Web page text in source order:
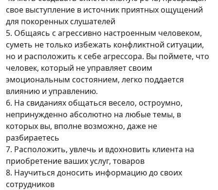
свое выступление в источник приятных ощущений
для покоренных слушателей
5. Общаясь с агрессивно настроенным человеком,
суметь не только избежать конфликтной ситуации,
но и расположить к себе агрессора. Вы поймете, что
человек, который не управляет своим
эмоциональным состоянием, легко поддается
влиянию и управлению.
6. На свиданиях общаться весело, остроумно,
непринужденно абсолютно на любые темы, в
которых вы, вполне возможно, даже не
разбираетесь
7. Расположить, увлечь и вдохновить клиента на
приобретение ваших услуг, товаров
8. Научиться доносить информацию до своих
сотрудников